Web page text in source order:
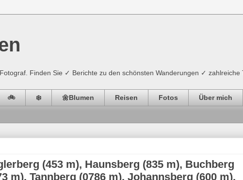
Finden Sie ✓ Berichte zu den schönsten Wanderungen ✓
🚲 ❄️ 🌼Blumen Reisen Fotos Über mich
(453 m), Haunsberg (835 m), Buchberg
m), Tannberg (0786 m), Johannsberg (600 m),